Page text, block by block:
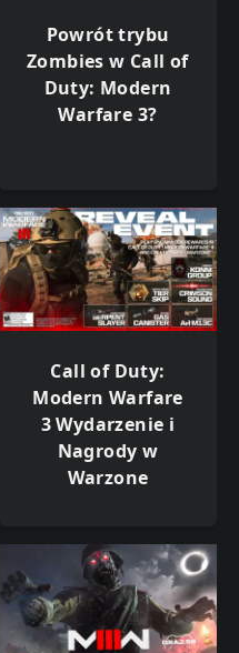
Powrót trybu
Zombies w Call of
Duty: Modern
Warfare 3?
Call of Duty:
Modern Warfare
3 Wydarzenie i
Nagrody w
Warzone